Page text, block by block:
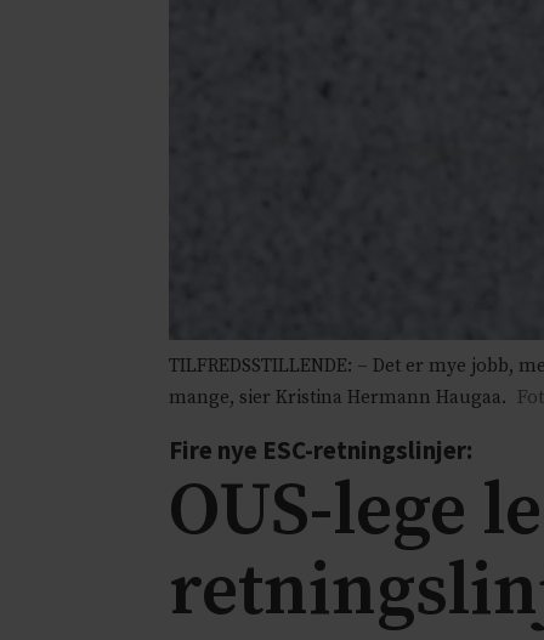
TILFREDSSTILLENDE: – Det er mye
mange, sier Kristina Hermann Haugaa.
Fire nye ESC-retningslinjer:
OUS-lege